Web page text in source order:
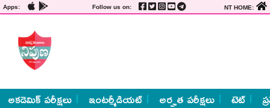
Apps: Follow us on: NT HOME:
అకడెమిక్ పరీక్షలు ఇంటర్మీడియట్ అర్హత పరీక్షలు టెట్